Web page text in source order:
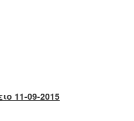
11-09-2015